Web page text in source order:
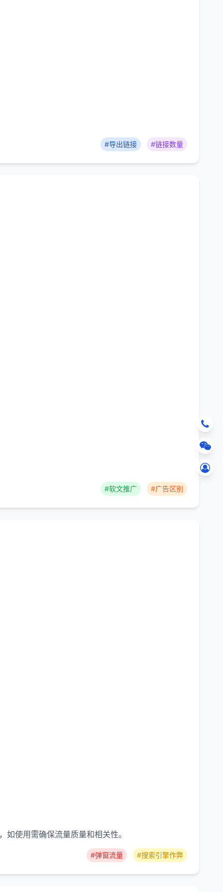
#导出链接 #链接数量
#软文推广 #广告区别
使用需确保流量质量和相关性。
#弹窗流量 #搜索引擎作弊